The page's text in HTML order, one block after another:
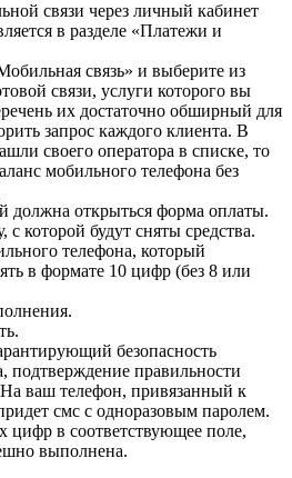
связи через личный кабинет
в разделе «Платежи и
связь» и выберите из
связи, услуги которого вы
их достаточно обширный для
запрос каждого клиента. В
своего оператора в списке, то
мобильного телефона без
должна открыться форма оплаты.
с которой будут сняты средства.
телефона, который
в формате 10 цифр (без 8 или
безопасность
подтверждение правильности
ваш телефон, привязанный к
смс с одноразовым паролем.
цифр в соответствующее поле,
выполнена.